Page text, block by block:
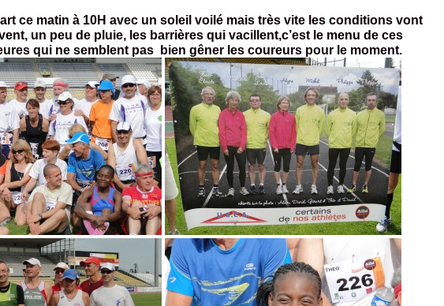
ce matin à 10H avec un soleil voilé mais très vite les conditions vont
un peu de pluie, les barrières qui vacillent,c’est le menu de ces
qui ne semblent pas bien gêner les coureurs pour le moment.